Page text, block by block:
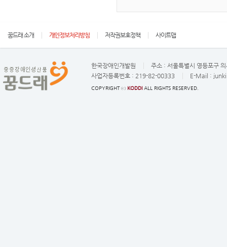
꿈드래 소개 개인정보처리방침 저작권보호정책 사이트맵
한국장애인개발원 주소 : 서울특별시 영등포구
사업자등록번호 : 219-82-00333 E-Mail :
COPYRIGHT ⓒ KODDI ALL RIGHTS RESERVED.